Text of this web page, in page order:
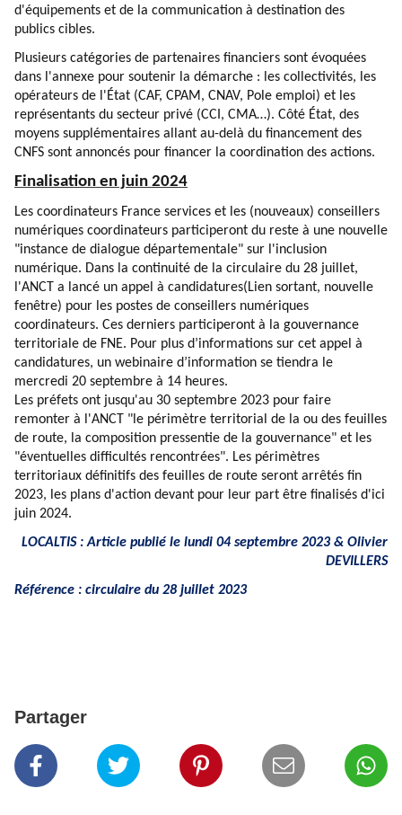
d'équipements et de la communication à destination des
publics cibles.
Plusieurs catégories de partenaires financiers sont évoquées
dans l'annexe pour soutenir la démarche : les collectivités, les
opérateurs de l'État (CAF, CPAM, CNAV, Pole emploi) et les
représentants du secteur privé (CCI, CMA…). Côté État, des
moyens supplémentaires allant au-delà du financement des
CNFS sont annoncés pour financer la coordination des actions.
Finalisation en juin 2024
Les coordinateurs France services et les (nouveaux) conseillers
numériques coordinateurs participeront du reste à une nouvelle
"instance de dialogue départementale" sur l'inclusion
numérique. Dans la continuité de la circulaire du 28 juillet,
l'ANCT a lancé un appel à candidatures(Lien sortant, nouvelle
fenêtre) pour les postes de conseillers numériques
coordinateurs. Ces derniers participeront à la gouvernance
territoriale de FNE. Pour plus d’informations sur cet appel à
candidatures, un webinaire d’information se tiendra le
mercredi 20 septembre à 14 heures.
Les préfets ont jusqu'au 30 septembre 2023 pour faire
remonter à l'ANCT "le périmètre territorial de la ou des feuilles
de route, la composition pressentie de la gouvernance" et les
"éventuelles difficultés rencontrées". Les périmètres
territoriaux définitifs des feuilles de route seront arrêtés fin
2023, les plans d'action devant pour leur part être finalisés d'ici
juin 2024.
LOCALTIS : Article publié le lundi 04 septembre 2023 & Olivier
DEVILLERS
Référence : circulaire du 28 juillet 2023
Partager